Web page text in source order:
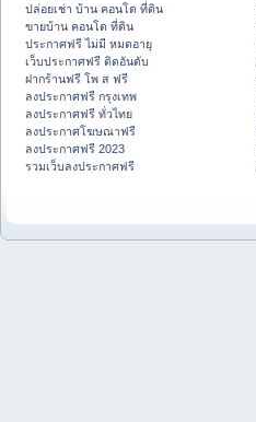
ปล่อยเช่า บ้าน คอนโด ที่ดิน
ขายบ้าน คอนโด ที่ดิน
ประกาศฟรี ไม่มี หมดอายุ
เว็บประกาศฟรี ติดอันดับ
ฝากร้านฟรี โพ ส ฟรี
ลงประกาศฟรี กรุงเทพ
ลงประกาศฟรี ทั่วไทย
ลงประกาศโฆษณาฟรี
ลงประกาศฟรี 2023
รวมเว็บลงประกาศฟรี